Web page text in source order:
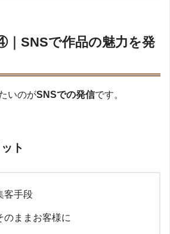
SNSで作品の魅力を発
いのがSNSでの発信です。
ト
客手段
のままお客様に